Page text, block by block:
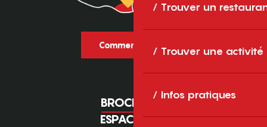
Trouver un
Trouver une activité
Infos pratiques
Comment venir ?
BROCHURES
ESPACE PRO